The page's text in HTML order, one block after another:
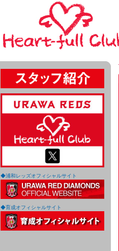
◆浦和レッズオフィシャルサイト
◆育成オフィシャルサイト